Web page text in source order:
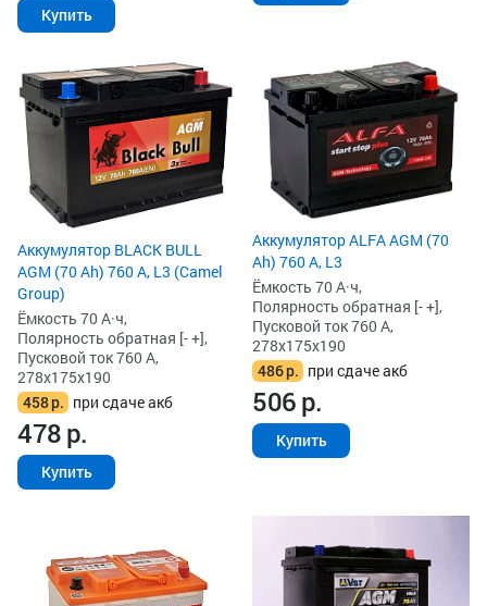
Купить
Аккумулятор BLACK BULL
AGM (70 Ah) 760 А, L3 (Camel
Group)
Ёмкость 70 А·ч,
Полярность обратная [- +],
Пусковой ток 760 А,
278x175x190
458р. при сдаче акб
478р.
Купить
Аккумулятор ALFA AGM (70
Ah) 760 А, L3
Ёмкость 70 А·ч,
Полярность обратная [- +],
Пусковой ток 760 А,
278x175x190
486р. при сдаче акб
506р.
Купить